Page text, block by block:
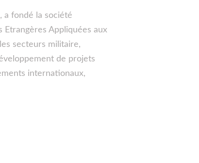
a fondé la société
Etrangères Appliquées aux
secteurs militaire,
de projets
internationaux,